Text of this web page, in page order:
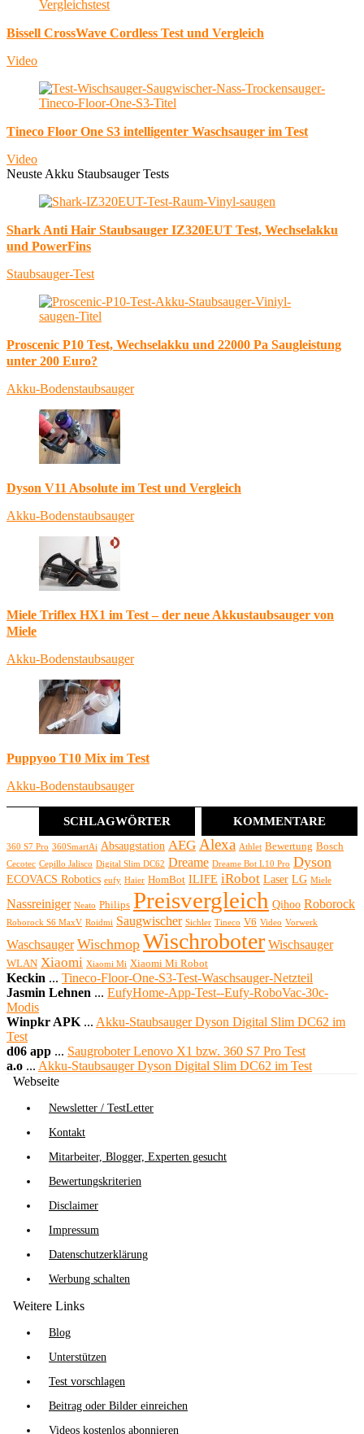
Bissell CrossWave Cordless Test und Vergleich
Video
Tineco Floor One S3 intelligenter Waschsauger im Test
Video
Neuste Akku Staubsauger Tests
Shark Anti Hair Staubsauger IZ320EUT Test, Wechselakku
und PowerFins
Staubsauger-Test
Proscenic P10 Test, Wechselakku und 22000 Pa Saugleistung
unter 200 Euro?
Akku-Bodenstaubsauger
Dyson V11 Absolute im Test und Vergleich
Akku-Bodenstaubsauger
Miele Triflex HX1 im Test – der neue Akkustaubsauger von
Miele
Akku-Bodenstaubsauger
Puppyoo T10 Mix im Test
Akku-Bodenstaubsauger
SCHLAGWÖRTER KOMMENTARE
360 S7 Pro 360SmartAi Absaugstation AEG Alexa Athlet Bewertung Bosch
Cecotec Cepillo Jalisco Digital Slim DC62 Dreame Dreame Bot L10 Pro Dyson
ECOVACS Robotics eufy Haier HomBot ILIFE iRobot Laser LG Miele
Nassreiniger Neato Philips Preisvergleich Qihoo Roborock
Roborock S6 MaxV Roidmi Saugwischer Sichler Tineco V6 Video Vorwerk
Waschsauger Wischmop Wischroboter Wischsauger
WLAN Xiaomi Xiaomi Mi Xiaomi Mi Robot
Keckin ... Tineco-Floor-One-S3-Test-Waschsauger-Netzteil
Jasmin Lehnen ... EufyHome-App-Test--Eufy-RoboVac-30c-
Modis
Winpkr APK ... Akku-Staubsauger Dyson Digital Slim DC62 im
Test
d06 app ... Saugroboter Lenovo X1 bzw. 360 S7 Pro Test
a.o ... Akku-Staubsauger Dyson Digital Slim DC62 im Test
Webseite
Newsletter / TestLetter
Kontakt
Mitarbeiter, Blogger, Experten gesucht
Bewertungskriterien
Disclaimer
Impressum
Datenschutzerklärung
Werbung schalten
Weitere Links
Blog
Unterstützen
Test vorschlagen
Beitrag oder Bilder einreichen
Videos kostenlos abonnieren